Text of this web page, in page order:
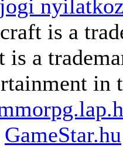
is a
is a
in
GameStar.hu